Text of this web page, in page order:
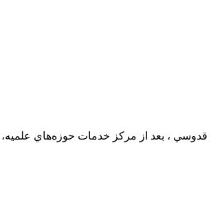
قدوسي ، بعد از مرکز خدمات حوزه‌هاي